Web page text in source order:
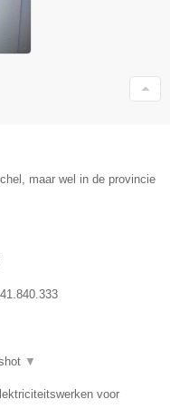
maar wel in de provincie
▼
voor